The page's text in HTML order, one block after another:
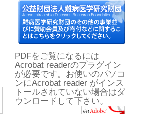
PDFをご覧になるには
Acrobat readerのプラグイン
が必要です。お使いのパソコ
ンにAcrobat reader がインス
トールされていない場合はダ
ウンロードして下さい。